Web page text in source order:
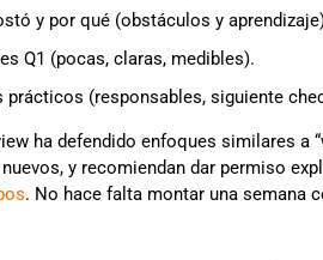
y por qué (obstáculos y
Q1 (pocas, claras, medibles).
prácticos (responsables, siguiente
ha defendido enfoques similares a
y recomiendan dar permiso
. No hace falta montar una semana